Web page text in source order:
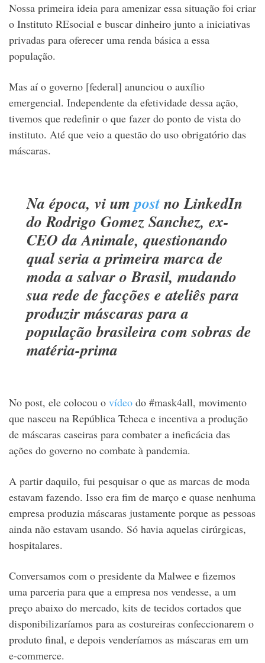
Nossa primeira ideia para amenizar essa situação foi criar
o Instituto REsocial e buscar dinheiro junto a iniciativas
privadas para oferecer uma renda básica a essa
população.
Mas aí o governo [federal] anunciou o auxílio
emergencial. Independente da efetividade dessa ação,
tivemos que redefinir o que fazer do ponto de vista do
instituto. Até que veio a questão do uso obrigatório das
máscaras.
Na época, vi umpostno LinkedIn
do Rodrigo Gomez Sanchez, ex-
CEO da Animale, questionando
qual seria a primeira marca de
moda a salvar o Brasil, mudando
sua rede de facções e ateliês para
produzir máscaras para a
população brasileira com sobras de
matéria-prima
No post, ele colocou o vídeo do #mask4all, movimento
que nasceu na República Tcheca e incentiva a produção
de máscaras caseiras para combater a ineficácia das
ações do governo no combate à pandemia.
A partir daquilo, fui pesquisar o que as marcas de moda
estavam fazendo. Isso era fim de março e quase nenhuma
empresa produzia máscaras justamente porque as pessoas
ainda não estavam usando. Só havia aquelas cirúrgicas,
hospitalares.
Conversamos com o presidente da Malwee e fizemos
uma parceria para que a empresa nos vendesse, a um
preço abaixo do mercado, kits de tecidos cortados que
disponibilizaríamos para as costureiras confeccionarem o
produto final, e depois venderíamos as máscaras em um
e-commerce.